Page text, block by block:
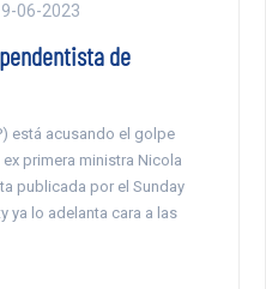
06-2023
de
está acusando el golpe
primera ministra Nicola
publicada por el Sunday
ya lo adelanta cara a las